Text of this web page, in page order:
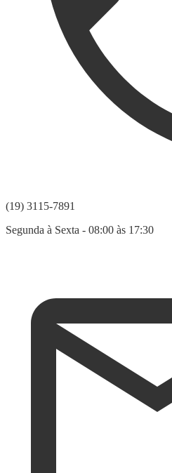
(19) 3115-7891
Segunda à Sexta - 08:00 às 17:30